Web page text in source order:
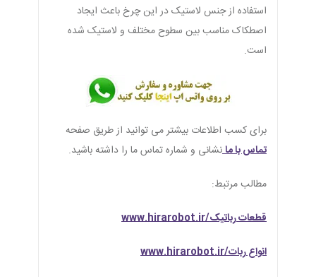
استفاده از جنس لاستیک در این چرخ باعث ایجاد
اصطکاک مناسب بین سطوح مختلف و لاستیک شده
است.
برای کسب اطلاعات بیشتر می توانید از طریق صفحه
تماس با مانشانی و شماره تماس ما را داشته باشید.
مطالب مرتبط:
قطعات رباتیک/www.hirarobot.ir
انواع ربات/www.hirarobot.ir